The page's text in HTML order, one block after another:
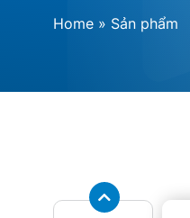
Home » Sản phẩm